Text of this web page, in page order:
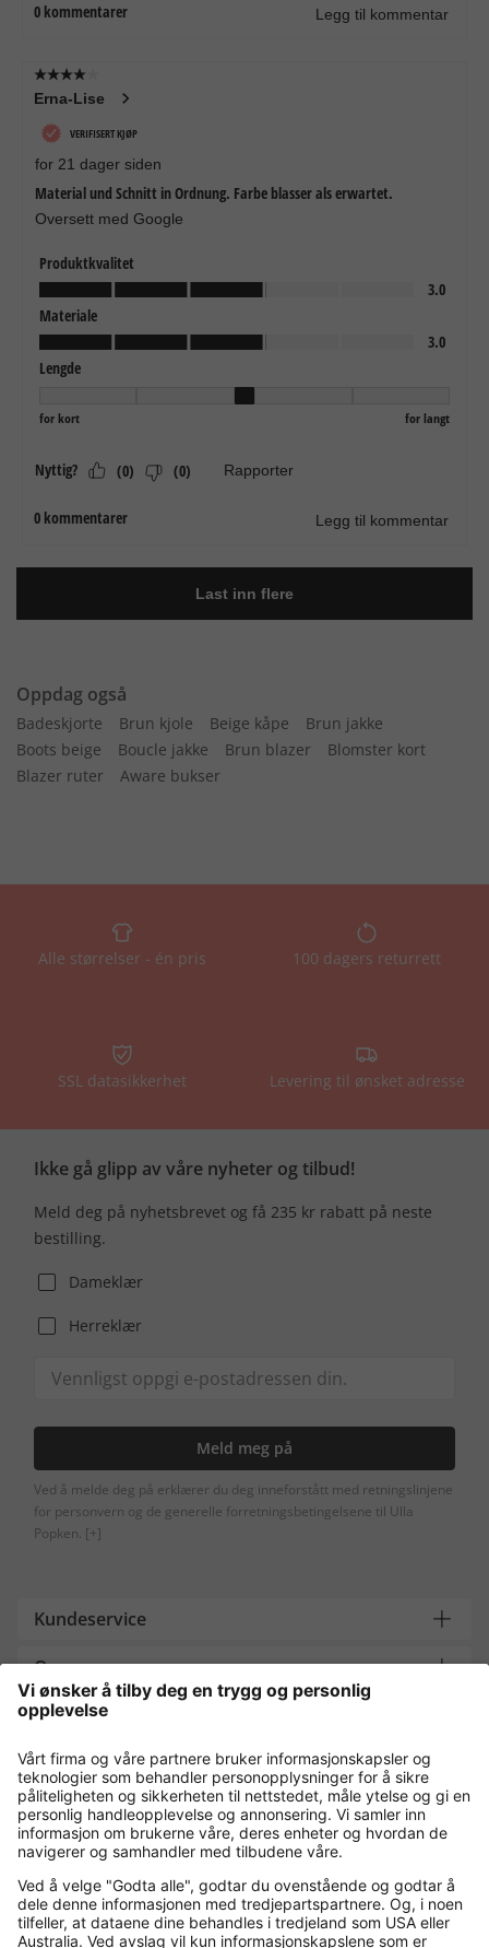
Oppdag også
Badeskjorte Brun kjole Beige kåpe
Brun jakke
Boots beige
Boucle jakke Brun blazer
Blomster kort
Blazer ruter
Aware bukser
Alle størrelser - én pris 100 dagers returrett
SSL datasikkerhet Levering til ønsket adresse
Ikke gå glipp av våre nyheter og tilbud!
Meld deg på nyhetsbrevet og få 235 kr rabatt på neste
bestilling.
Dameklær
Herreklær
Meld meg på
Ved å melde deg på erklærer du deg inneforstått med retningslinjene
for personvern og de generelle forretningsbetingelsene til Ulla
Popken. [+]
Kundeservice
Om oss
Contact
Payment and Delivery
Kjøp trygt med
Flere nettbutikker